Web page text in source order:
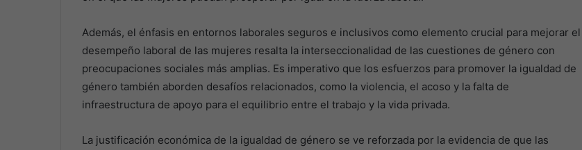
Además, el énfasis en entornos laborales seguros e inclusivos como elemento crucial para mejorar el
desempeño laboral de las mujeres resalta la interseccionalidad de las cuestiones de género con
preocupaciones sociales más amplias. Es imperativo que los esfuerzos para promover la igualdad de
género también aborden desafíos relacionados, como la violencia, el acoso y la falta de
infraestructura de apoyo para el equilibrio entre el trabajo y la vida privada.
La justificación económica de la igualdad de género se ve reforzada por la evidencia de que las